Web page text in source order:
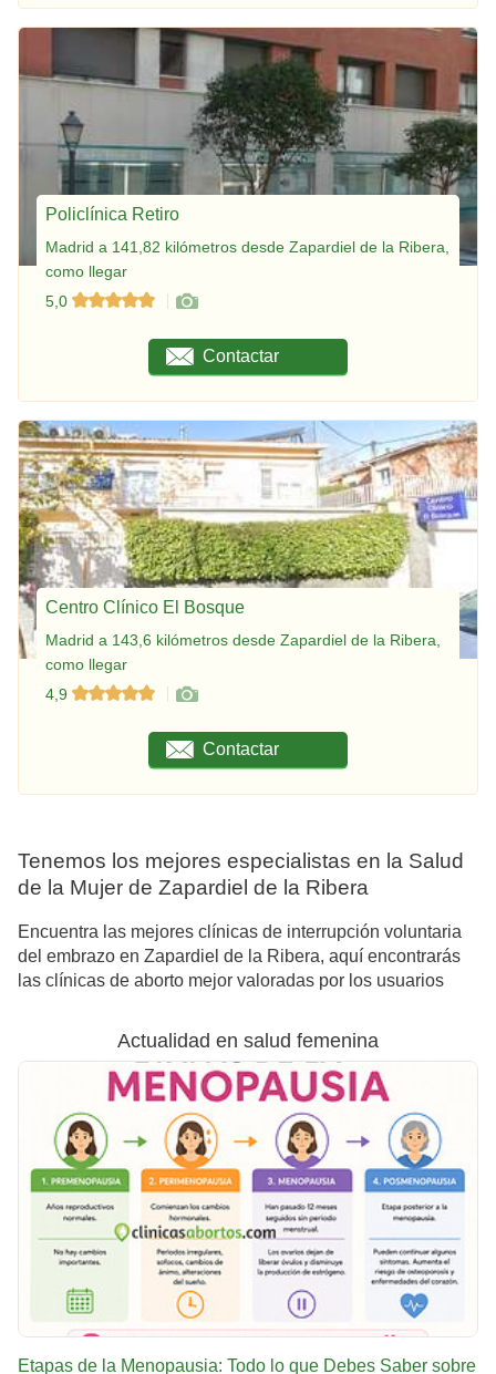
Policlínica Retiro
Madrid a 141,82 kilómetros desde Zapardiel de la Ribera,
como llegar
5,0
Contactar
Centro Clínico El Bosque
Madrid a 143,6 kilómetros desde Zapardiel de la Ribera,
como llegar
4,9
Contactar
Tenemos los mejores especialistas en la Salud
de la Mujer de Zapardiel de la Ribera
Encuentra las mejores clínicas de interrupción voluntaria
del embrazo en Zapardiel de la Ribera, aquí encontrarás
las clínicas de aborto mejor valoradas por los usuarios
Actualidad en salud femenina
Etapas de la Menopausia: Todo lo que Debes Saber sobre